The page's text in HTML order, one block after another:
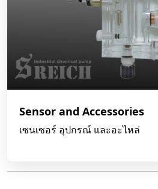
Sensor and Accessories
เซนเซอร์ อุปกรณ์ และอะไหล่